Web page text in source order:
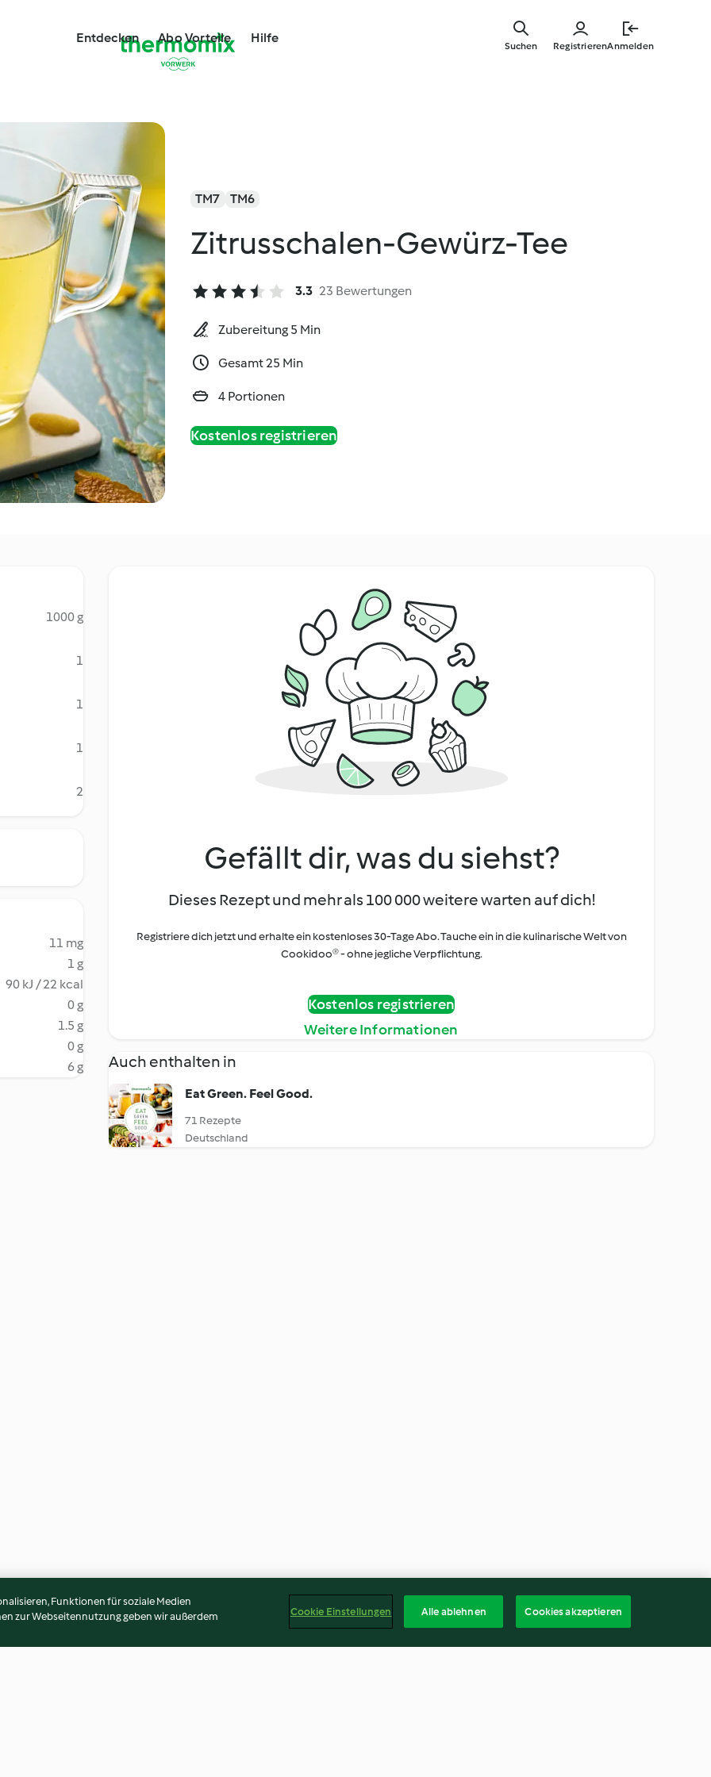
springen
Entdecken Abo Vorteile Hilfe
RegistrierenAnmelden
Suchen
TM7 TM6
Zitrusschalen-Gewürz-Tee
3.3 23 Bewertungen
Zubereitung 5 Min
Gesamt 25 Min
4 Portionen
Kostenlos registrieren
1000 g
1
1
1
2
11 mg
1 g
90 kJ / 22 kcal
0 g
1.5 g
0 g
6 g
Gefällt dir, was du siehst?
Dieses Rezept und mehr als 100 000 weitere warten auf dich!
Registriere dich jetzt und erhalte ein kostenloses 30-Tage Abo. Tauche ein in die kulinarische Welt von
Cookidoo® - ohne jegliche Verpflichtung.
Kostenlos registrieren
Weitere Informationen
Auch enthalten in
Eat Green. Feel Good.
71 Rezepte
Deutschland
Funktionen für soziale Medien
zur Webseitennutzung geben wir außerdem
Cookie Einstellungen Alle ablehnen Cookies akzeptieren